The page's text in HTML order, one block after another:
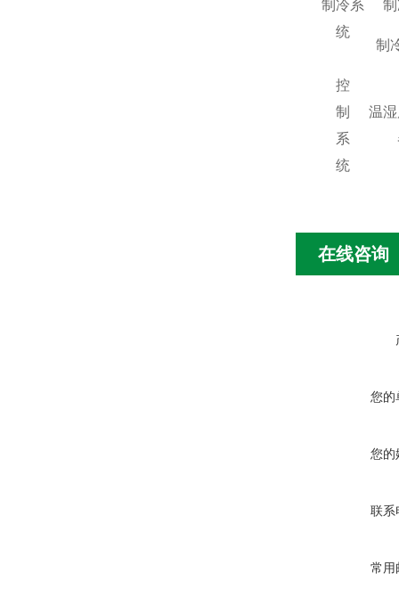
制冷系
统
制
控
制
系
统
温
在线咨询
您的
您的
联系
常用